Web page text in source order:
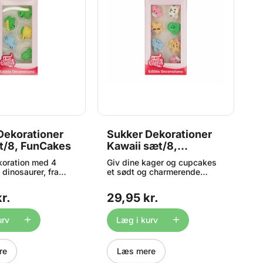
8, FunCakes
med 4
fra
eller
Indhold: 8 stk.
2 cm i diameter.
Sukker Dekorationer
Kawaii sæt/8,
FunCakes
Giv dine kager og cupcakes
et sødt og charmerende
sukkerdekorationer fra
FunCakes! Perfekt til
børnefødselsdage,
temafester eller når dine
bagværk bare skal være
ekstra nuttede. Anvend dem
på kager, cupcakes eller
29,95 kr.
Læg i kurv
Læs mere